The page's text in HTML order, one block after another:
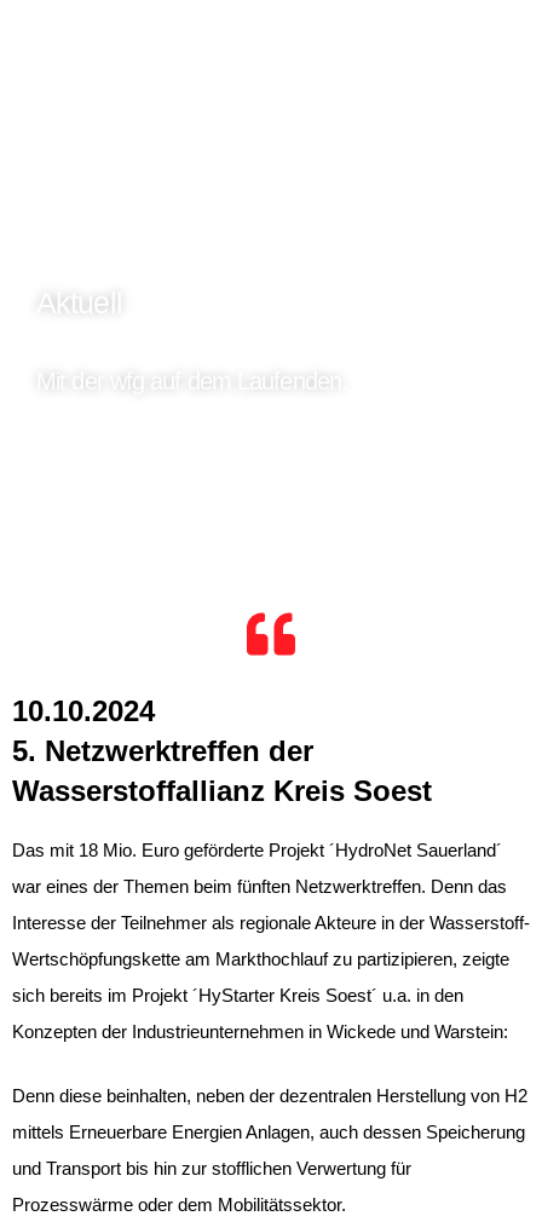
Aktuell
Mit der wfg auf dem Laufenden.
10.10.2024
5. Netzwerktreffen der
Wasserstoffallianz Kreis Soest
Das mit 18 Mio. Euro geförderte Projekt ´HydroNet Sauerland´
war eines der Themen beim fünften Netzwerktreffen. Denn das
Interesse der Teilnehmer als regionale Akteure in der Wasserstoff-
Wertschöpfungskette am Markthochlauf zu partizipieren, zeigte
sich bereits im Projekt ´HyStarter Kreis Soest´ u.a. in den
Konzepten der Industrieunternehmen in Wickede und Warstein:
Denn diese beinhalten, neben der dezentralen Herstellung von H2
mittels Erneuerbare Energien Anlagen, auch dessen Speicherung
und Transport bis hin zur stofflichen Verwertung für
Prozesswärme oder dem Mobilitätssektor.